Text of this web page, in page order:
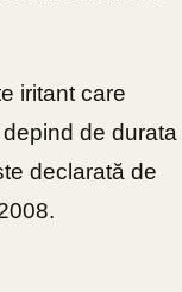
iritant care
de durata
declarată de